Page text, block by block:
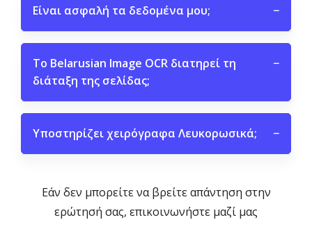
Είναι ασφαλή τα δεδομένα μου; −
Το Belarusian Image OCR διατηρεί τη
διάταξη της σελίδας;
−
Υποστηρίζει χειρόγραφα Λευκορωσικά; −
Εάν δεν μπορείτε να βρείτε απάντηση στην
ερώτησή σας, επικοινωνήστε μαζί μας